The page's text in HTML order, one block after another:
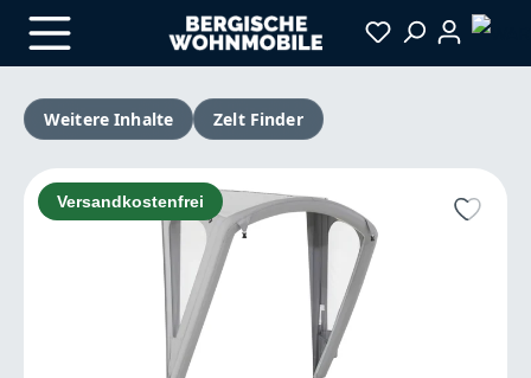
Zum Hauptinhalt springen
Weitere Inhalte
Zelt Finder
Bildergalerie überspringen
Versandkostenfrei